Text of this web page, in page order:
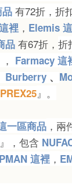
有72折，折
裡 ， Elemis
品 有67折， 折
Farmacy 這
Burberry 、
PREX25』 。
一區商品 ，
』，包含
這裡 ，